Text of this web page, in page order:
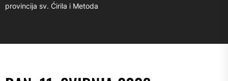
provincija sv. Ćirila i Metoda